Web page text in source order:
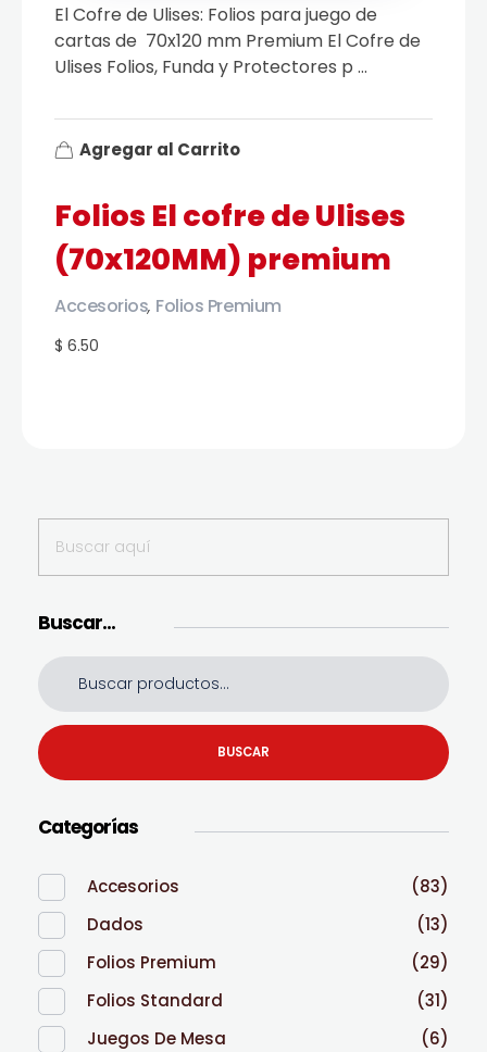
Folios El cofre de Ulises
(70x120MM) premium
$ 6.50
Accesorios, Folios Premium
El Cofre de Ulises: Folios para juego de
cartas de 70x120 mm Premium El Cofre de
Ulises Folios, Funda y Protectores p ...
Agregar al Carrito
Buscar…
BUSCAR
Categorías
Accesorios
(83)
Dados
(13)
Folios Premium
(29)
Folios Standard
(31)
Juegos De Mesa
(6)